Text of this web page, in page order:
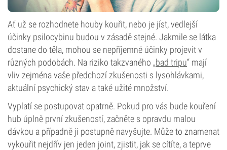
Ať už se rozhodnete houby kouřit, nebo je jíst, vedlejší
účinky psilocybinu budou v zásadě stejné. Jakmile se látka
dostane do těla, mohou se nepříjemné účinky projevit v
různých podobách. Na riziko takzvaného „bad tripu“ mají
vliv zejména vaše předchozí zkušenosti s lysohlávkami,
aktuální psychický stav a také užité množství.
Vyplatí se postupovat opatrně. Pokud pro vás bude kouření
hub úplně první zkušeností, začněte s opravdu malou
dávkou a případně ji postupně navyšujte. Může to znamenat
vykouřit nejdřív jen jeden joint, zjistit, jak se cítíte, a teprve